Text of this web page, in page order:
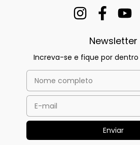
Newsletter
Increva-se e fique por dentro